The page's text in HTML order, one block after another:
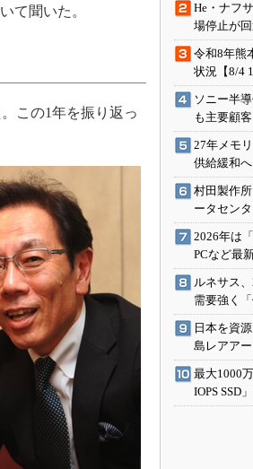
て聞いた。
この1年を振り返っ
He・ナフ
場停止が
令和8年熊
状況【8/4
ソニー半
も主要顧
27年メモ
供給緩和へ
村田製作
ータセン
2026年は
PCなど最
ルネサス
需要強く
日本を資
島レアア
最大1000
IOPS SSD